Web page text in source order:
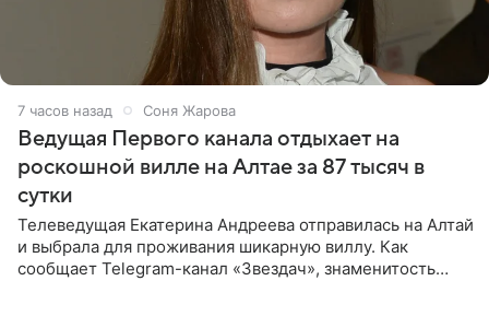
7 часов назад Соня Жарова
Ведущая Первого канала отдыхает на
роскошной вилле на Алтае за 87 тысяч в
сутки
Телеведущая Екатерина Андреева отправилась на Алтай
и выбрала для проживания шикарную виллу. Как
сообщает Telegram-канал «Звездач», знаменитость